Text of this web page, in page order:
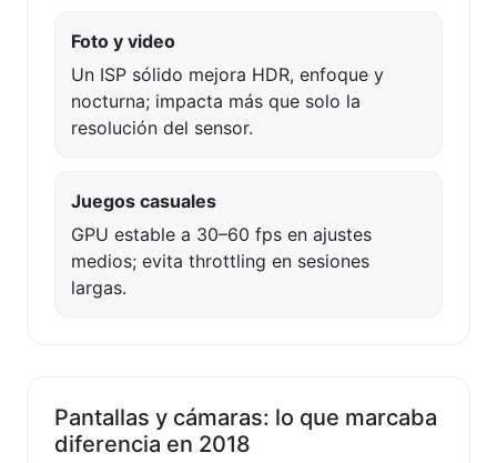
Foto y video
Un ISP sólido mejora HDR, enfoque y
nocturna; impacta más que solo la
resolución del sensor.
Juegos casuales
GPU estable a 30–60 fps en ajustes
medios; evita throttling en sesiones
largas.
Pantallas y cámaras: lo que marcaba
diferencia en 2018